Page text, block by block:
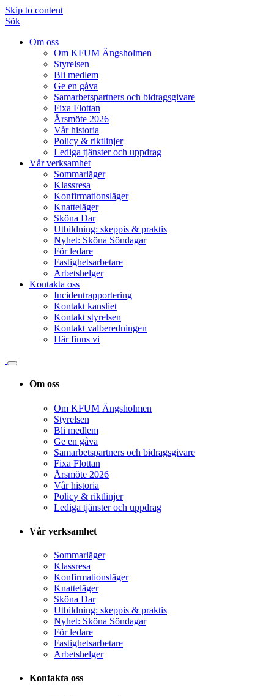
Skip to content
Sök
Om oss
Om KFUM Ängsholmen
Styrelsen
Bli medlem
Ge en gåva
Samarbetspartners och bidragsgivare
Fixa Flottan
Årsmöte 2026
Vår historia
Policy & riktlinjer
Lediga tjänster och uppdrag
Vår verksamhet
Sommarläger
Klassresa
Konfirmationsläger
Knatteläger
Sköna Dar
Utbildning: skeppis & praktis
Nyhet: Sköna Söndagar
För ledare
Fastighetsarbetare
Arbetshelger
Kontakta oss
Incidentrapportering
Kontakt kansliet
Kontakt styrelsen
Kontakt valberedningen
Här finns vi
Om oss
Om KFUM Ängsholmen
Styrelsen
Bli medlem
Ge en gåva
Samarbetspartners och bidragsgivare
Fixa Flottan
Årsmöte 2026
Vår historia
Policy & riktlinjer
Lediga tjänster och uppdrag
Vår verksamhet
Sommarläger
Klassresa
Konfirmationsläger
Knatteläger
Sköna Dar
Utbildning: skeppis & praktis
Nyhet: Sköna Söndagar
För ledare
Fastighetsarbetare
Arbetshelger
Kontakta oss